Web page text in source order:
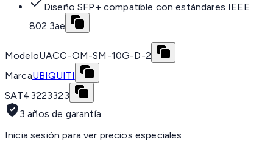
Diseño SFP+ compatible con estándares IEEE
802.3ae
ModeloUACC-OM-SM-10G-D-2
MarcaUBIQUITI
SAT43223323
3 años de garantía
Inicia sesión para ver precios especiales